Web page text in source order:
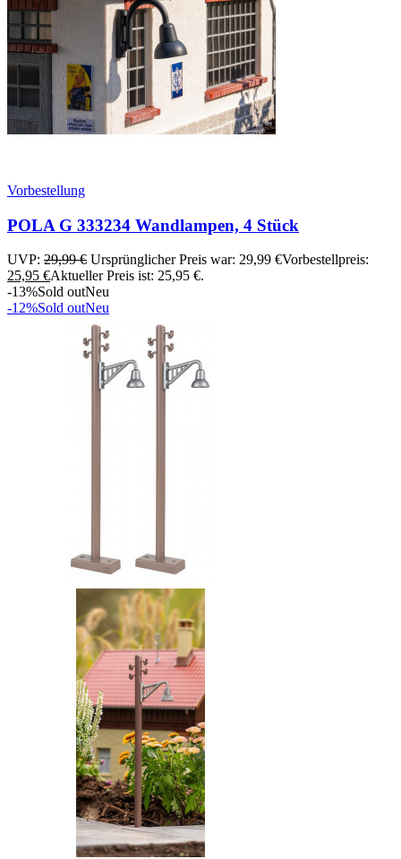
Vorbestellung
POLA G 333234 Wandlampen, 4 Stück
UVP: 29,99€ Ursprünglicher Preis war: 29,99 €Vorbestellpreis:
25,95 €Aktueller Preis ist: 25,95 €.
-13%Sold outNeu
-12%Sold outNeu